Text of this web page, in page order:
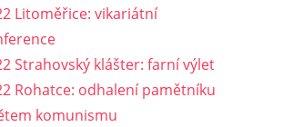
Litoměřice: vikariátní
Strahovský klášter: farní výlet
Rohatce: odhalení pamětníku
komunismu